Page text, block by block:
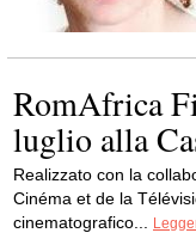
RomAfrica
luglio alla
Realizzato con la
Cinéma et de la
cinematografico...